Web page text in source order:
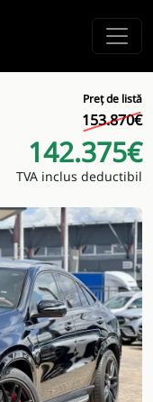
Preț de listă
153.870€
142.375€
TVA inclus deductibil